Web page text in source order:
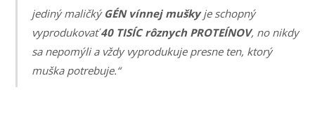
jediný maličký GÉN vínnej muškyje schopný
vyprodukovať40 TISÍC rôznych PROTEÍNOV, no nikdy
sa nepomýli a vždy vyprodukuje presne ten, ktorý
muška potrebuje.“